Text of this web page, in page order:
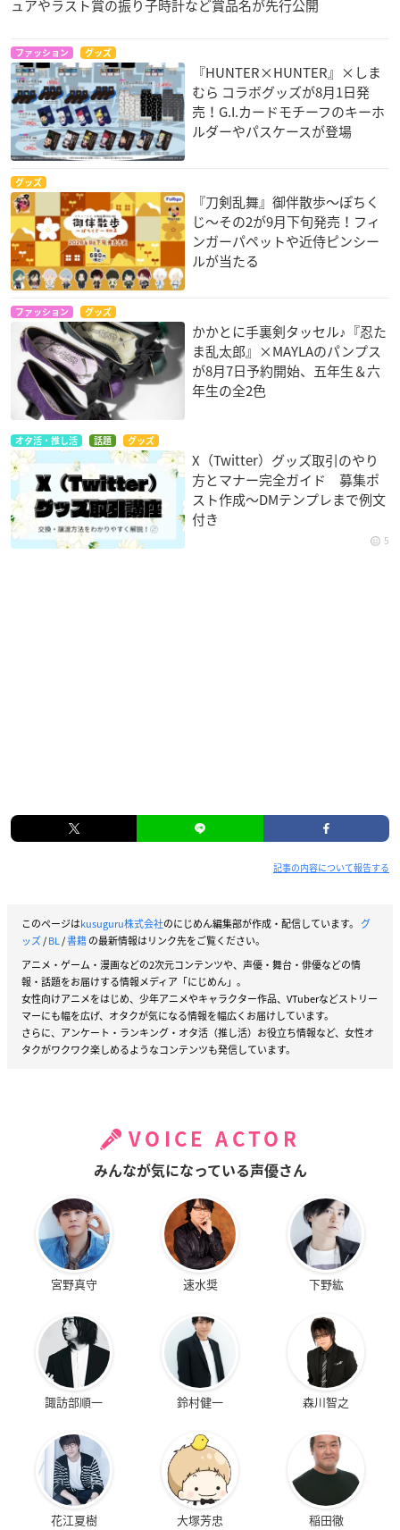
ュアやラスト賞の振り子時計など賞品名が先行公開
ファッション グッズ
『HUNTER×HUNTER』×しま
むら コラボグッズが8月1日発
売！G.I.カードモチーフのキーホ
ルダーやパスケースが登場
グッズ
『刀剣乱舞』御伴散歩～ぽちく
じ～その2が9月下旬発売！フィ
ンガーパペットや近侍ピンシー
ルが当たる
ファッション グッズ
かかとに手裏剣タッセル♪『忍た
ま乱太郎』×MAYLAのパンプス
が8月7日予約開始、五年生＆六
年生の全2色
オタ活・推し活 話題 グッズ
X（Twitter）グッズ取引のやり
方とマナー完全ガイド 募集ポ
スト作成〜DMテンプレまで例文
付き
5
記事の内容について報告する
このページはkusuguru株式会社のにじめん編集部が作成・配信しています。 グ
ッズ/BL/書籍の最新情報はリンク先をご覧ください。
アニメ・ゲーム・漫画などの2次元コンテンツや、声優・舞台・俳優などの情
報・話題をお届けする情報メディア「にじめん」。
女性向けアニメをはじめ、少年アニメやキャラクター作品、VTuberなどストリー
マーにも幅を広げ、オタクが気になる情報を幅広くお届けしています。
さらに、アンケート・ランキング・オタ活（推し活）お役立ち情報など、女性オ
タクがワクワク楽しめるようなコンテンツも発信しています。
VOICE ACTOR
みんなが気になっている声優さん
宮野真守 速水奨 下野紘
諏訪部順一 鈴村健一 森川智之
花江夏樹 大塚芳忠 稲田徹